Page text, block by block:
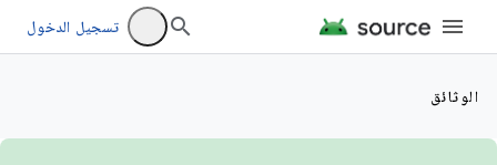
تسجيل الدخول
الوثائق